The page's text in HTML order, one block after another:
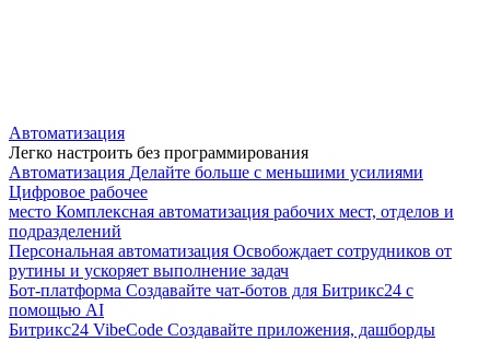
Автоматизация
Легко настроить без программирования
Автоматизация Делайте больше с меньшими усилиями
Цифровое рабочее
место Комплексная автоматизация рабочих мест, отделов и
подразделений
Персональная автоматизация Освобождает сотрудников от
рутины и ускоряет выполнение задач
Бот-платформа Создавайте чат-ботов для Битрикс24 с
помощью AI
Битрикс24 VibeCode Создавайте приложения, дашборды